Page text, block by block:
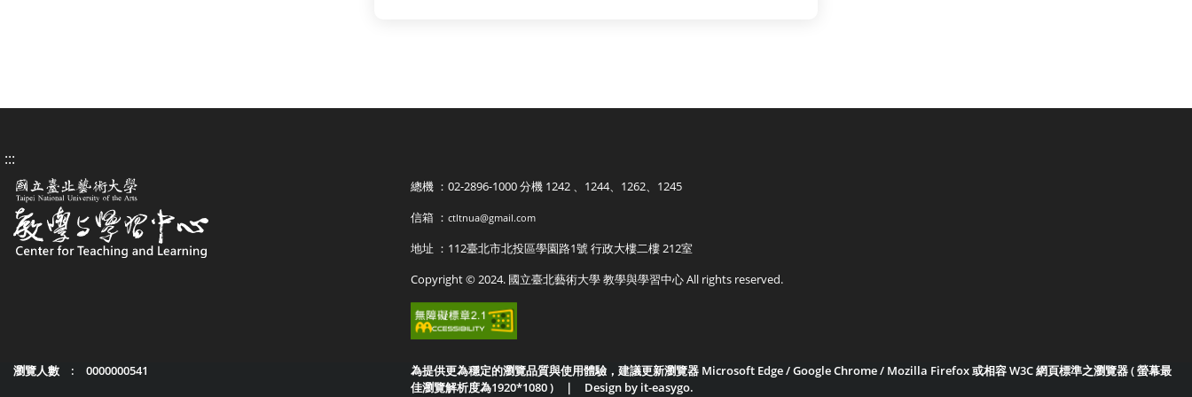
:::
總機 ：02-2896-1000 分機 1242 、1244、1262、1245
信箱 ： ctltnua@gmail.com
地址 ：112臺北市北投區學園路1號 行政大樓二樓 212室
Copyright © 2024. 國立臺北藝術大學 教學與學習中心 All rights reserved.
瀏覽人數 : 0000000541
為提供更為穩定的瀏覽品質與使用體驗，建議更新瀏覽器 Microsoft Edge / Google Chrome / Mozilla Firefox 或相容 W3C 網頁標準之瀏覽器 ( 螢幕最
佳瀏覽解析度為1920*1080 )
｜ Design by it-easygo.